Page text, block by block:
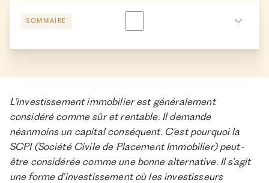
SOMMAIRE
SCPI avec versements programmés
Approche mixte
Conclusion
À propos de Ramify
L'investissement immobilier est généralement
considéré comme sûr et rentable. Il demande
néanmoins un capital conséquent. C’est pourquoi la
SCPI (Société Civile de Placement Immobilier) peut-
être considérée comme une bonne alternative. Il s’agit
une forme d'investissement où les investisseurs